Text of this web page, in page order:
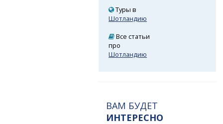
Туры в
Шотландию
Все статьи
про
Шотландию
ВАМ БУДЕТ
ИНТЕРЕСНО